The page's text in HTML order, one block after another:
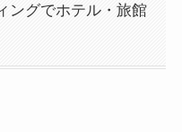
ングでホテル・旅館